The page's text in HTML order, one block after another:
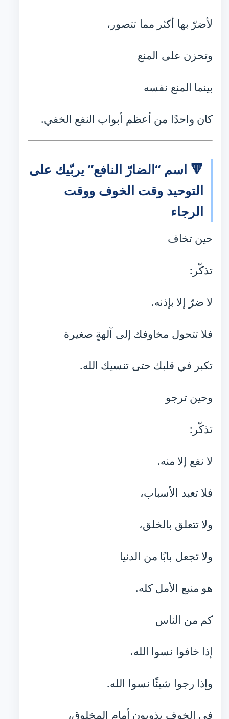
لأضرّ بها أكثر مما تتصور،
وتحزن على المنع
بينما المنع نفسه
كان واحدًا من أعظم أبواب النفع الخفي.
🔻 اسم “الضارّ النافع” يربّيك على
التوحيد وقت الخوف ووقت
الرجاء
حين تخاف
تذكّر:
لا ضرّ إلا بإذنه.
فلا تتحول مخاوفك إلى آلهةٍ صغيرة
تكبر في قلبك حتى تنسيك الله.
وحين ترجو
تذكّر:
لا نفع إلا منه.
فلا تعبد الأسباب،
ولا تتعلق بالخلق،
ولا تجعل بابًا من الدنيا
هو منبع الأمل كله.
كم من الناس
إذا خافوا نسوا الله،
وإذا رجوا شيئًا نسوا الله.
في الخوف يذوبون أمام المخلوق،